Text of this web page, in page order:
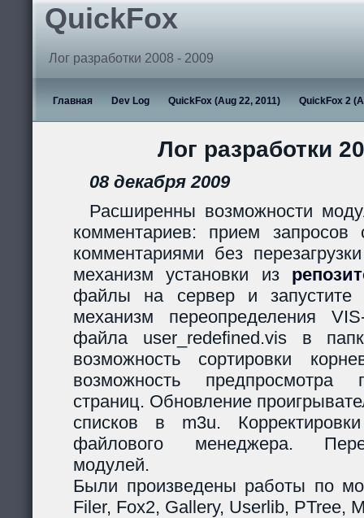
QuickFox
Лог разработки 2008 - 2009
Главная Dev Log QuickFox (Aug 22, 2011) QuickFox 2
Лог разработки
08 декабря 2009
Расширенны возможности
комментариев: прием запросов
комментариями без
механизм установки из
файлы на сервер и запустите
механизм переопределения
файла user_redefined.vis в
возможность сортировки
возможность предпросмотра
страниц. Обновление
списков в m3u.
файлового менеджера.
модулей.
Были произведены работы по
Filer, Fox2, Gallery, Userlib, PTree,